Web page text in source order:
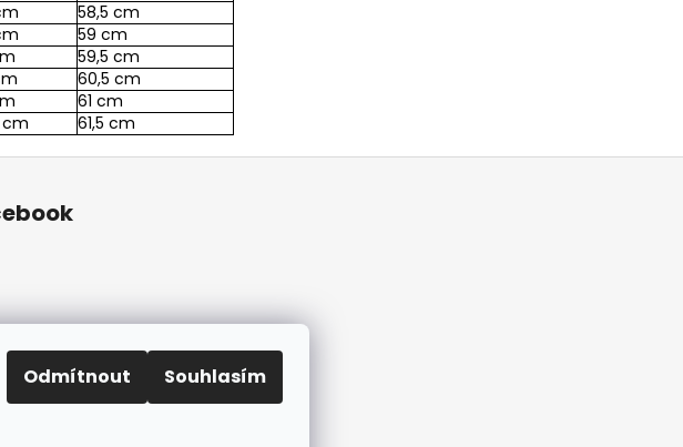
Odmítnout Souhlasím
58,5 cm
59 cm
59,5 cm
60,5 cm
61 cm
cm 61,5 cm